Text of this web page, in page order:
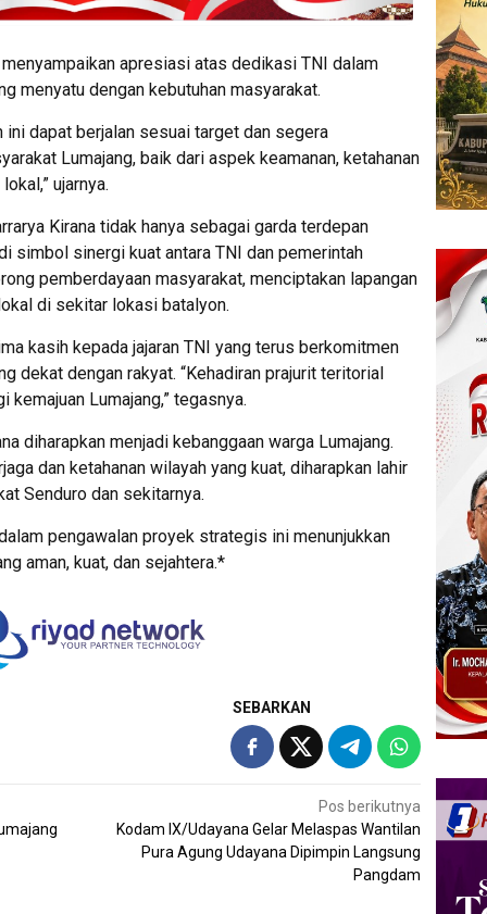
apresiasi atas dedikasi TNI dalam
menyatu dengan kebutuhan masyarakat.
ini dapat berjalan sesuai target dan segera
Lumajang, baik dari aspek keamanan, ketahanan
ujarnya.
Kirana tidak hanya sebagai garda terdepan
simbol sinergi kuat antara TNI dan pemerintah
pemberdayaan masyarakat, menciptakan lapangan
di sekitar lokasi batalyon.
kasih kepada jajaran TNI yang terus berkomitmen
dekat dengan rakyat. “Kehadiran prajurit teritorial
kemajuan Lumajang,” tegasnya.
diharapkan menjadi kebanggaan warga Lumajang.
dan ketahanan wilayah yang kuat, diharapkan lahir
Senduro dan sekitarnya.
pengawalan proyek strategis ini menunjukkan
aman, kuat, dan sejahtera.*
SEBARKAN
Pos berikutnya
Kodam IX/Udayana Gelar Melaspas Wantilan
Pura Agung Udayana Dipimpin Langsung
Pangdam